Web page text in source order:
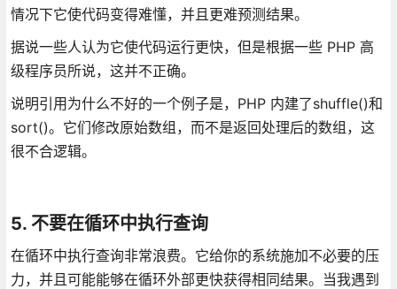
情况下它使代码变得难懂，并且更难预测结果。
据说一些人认为它使代码运行更快，但是根据一些 PHP 高
级程序员所说，这并不正确。
说明引用为什么不好的一个例子是，PHP 内建了shuffle()和
sort()。它们修改原始数组，而不是返回处理后的数组，这
很不合逻辑。
5. 不要在循环中执行查询
在循环中执行查询非常浪费。它给你的系统施加不必要的压
力，并且可能能够在循环外部更快获得相同结果。当我遇到